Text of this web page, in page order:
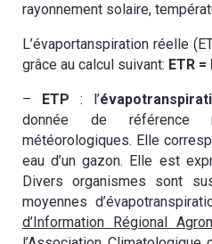
rayonnement solaire,
L’évaportanspiration réelle
grâce au calcul suivant: ETR
– ETP : l’
donnée de référence
météorologiques. Elle
eau d’un gazon. Elle est
Divers organismes sont
moyennes
d’Information Régional